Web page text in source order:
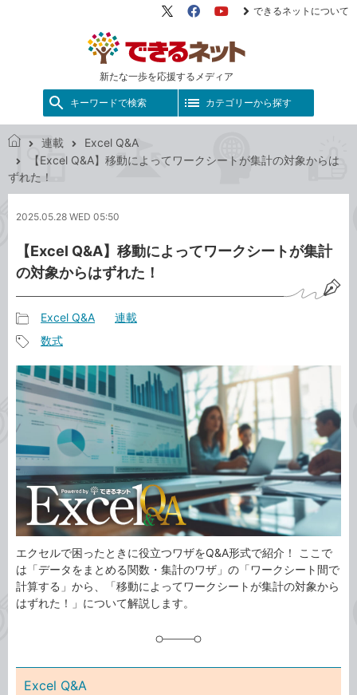
新たな一歩を応援するメディア
X（旧
FacebookYouTube
できるネットについて
キーワードで検索 カテゴリーから探す
き
ッ
連載
Excel Q&A
【Excel Q&A】移動によってワークシートが集計の対象からは
ずれた！
2025.05.28 WED 05:50
【Excel Q&A】移動によってワークシートが集計
の対象からはずれた！
事
カ
テ
ゴ
リ
Excel Q&A 連載
事
タ
グ
数式
エクセルで困ったときに役立つワザをQ&A形式で紹介！ ここで
は「データをまとめる関数・集計のワザ」の「ワークシート間で
計算する」から、「移動によってワークシートが集計の対象から
はずれた！」について解説します。
Excel Q&A